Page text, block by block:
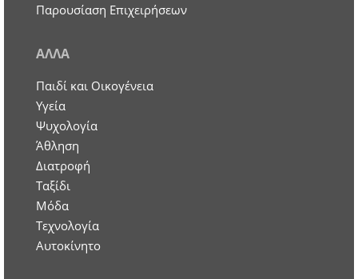
Παρουσίαση Επιχειρήσεων
ΑΛΛΑ
Παιδί και Οικογένεια
Υγεία
Ψυχολογία
Άθληση
Διατροφή
Ταξίδι
Μόδα
Τεχνολογία
Αυτοκίνητο